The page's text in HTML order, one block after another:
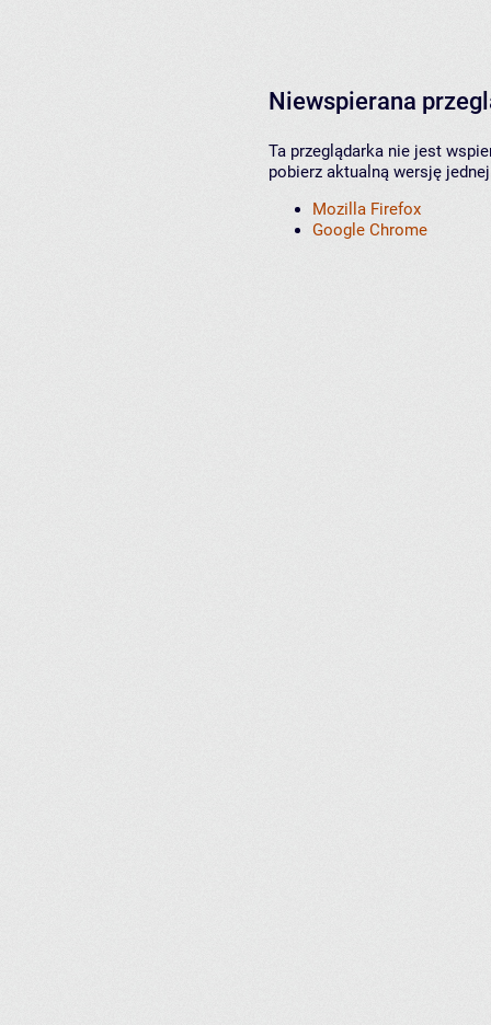
Niewspierana
Ta przeglądarka nie jest
pobierz aktualną wersję
Mozilla Firefox
Google Chrome